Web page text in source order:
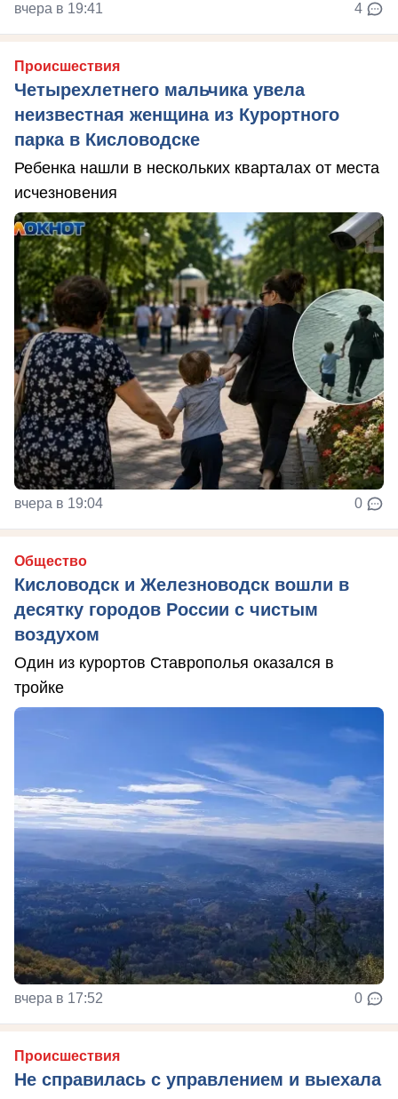
вчера в 19:41 4
Происшествия
Четырехлетнего мальчика увела
неизвестная женщина из Курортного
парка в Кисловодске
Ребенка нашли в нескольких кварталах от места
исчезновения
вчера в 19:04 0
Общество
Кисловодск и Железноводск вошли в
десятку городов России с чистым
воздухом
Один из курортов Ставрополья оказался в
тройке
вчера в 17:52 0
Происшествия
Не справилась с управлением и выехала